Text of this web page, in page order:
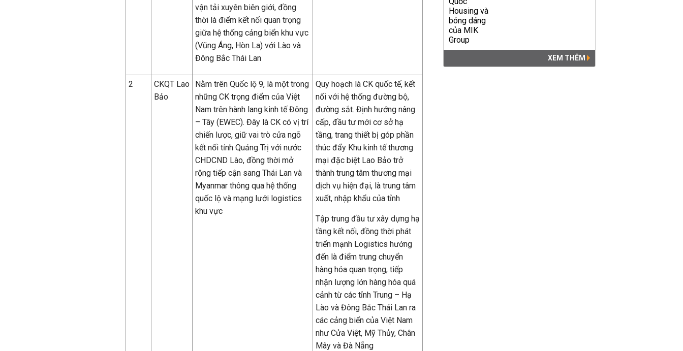
vận tải xuyên biên giới, đồng
thời là điểm kết nối quan trọng
giữa hệ thống cảng biển khu vực
(Vũng Áng, Hòn La) với Lào và
Đông Bắc Thái Lan
2
CKQT Lao
Bảo
Nằm trên Quốc lộ 9, là một trong
những CK trọng điểm của Việt
Nam trên hành lang kinh tế Đông
– Tây (EWEC). Đây là CK có vị trí
chiến lược, giữ vai trò cửa ngõ
kết nối tỉnh Quảng Trị với nước
CHDCND Lào, đồng thời mở
rộng tiếp cận sang Thái Lan và
Myanmar thông qua hệ thống
quốc lộ và mạng lưới logistics
khu vực
Quy hoạch là CK quốc tế, kết
nối với hệ thống đường bộ,
đường sắt. Định hướng nâng
cấp, đầu tư mới cơ sở hạ
tầng, trang thiết bị góp phần
thúc đẩy Khu kinh tế thương
mại đặc biệt Lao Bảo trở
thành trung tâm thương mại
dịch vụ hiện đại, là trung tâm
xuất, nhập khẩu của tỉnh
Tập trung đầu tư xây dựng hạ
tầng kết nối, đồng thời phát
triển mạnh Logistics hướng
đến là điểm trung chuyển
hàng hóa quan trọng, tiếp
nhận lượng lớn hàng hóa quá
cảnh từ các tỉnh Trung – Hạ
Lào và Đông Bắc Thái Lan ra
các cảng biển của Việt Nam
như Cửa Việt, Mỹ Thủy, Chân
Mây và Đà Nẵng
XEM THÊM